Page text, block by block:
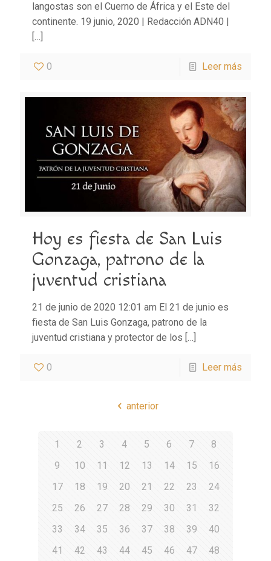
langostas son el Cuerno de África y el Este del
continente. 19 junio, 2020 | Redacción ADN40 |
[…]
0 Leer más
Hoy es fiesta de San Luis
Gonzaga, patrono de la
juventud cristiana
21 de junio de 2020 12:01 am El 21 de junio es
fiesta de San Luis Gonzaga, patrono de la
juventud cristiana y protector de los […]
0 Leer más
anterior
1 2 3 4 5 6 7
8
9
10 11 12 13 14 15
16
17
18 19 20 21 22 23
24
25
26 27 28 29 30 31
32
33
34 35 36 37 38 39
40
41
42 43 44 45 46 47
48